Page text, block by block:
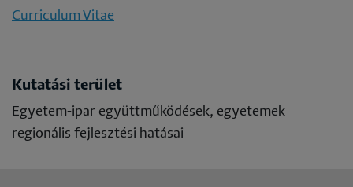
Curriculum Vitae
Kutatási terület
Egyetem-ipar együttműködések, egyetemek
regionális fejlesztési hatásai